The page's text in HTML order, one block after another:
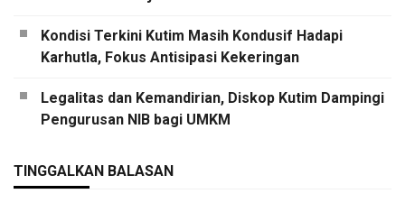
Kondisi Terkini Kutim Masih Kondusif Hadapi
Karhutla, Fokus Antisipasi Kekeringan
Legalitas dan Kemandirian, Diskop Kutim Dampingi
Pengurusan NIB bagi UMKM
TINGGALKAN BALASAN